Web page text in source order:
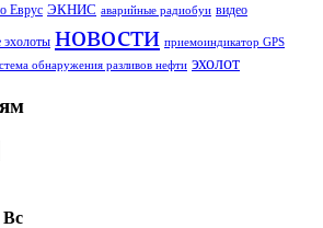
Еврус ЭКНИС аварийные радиобуи видео
эхолоты новости приемоиндикатор GPS
обнаружения разливов нефти эхолот
Вс